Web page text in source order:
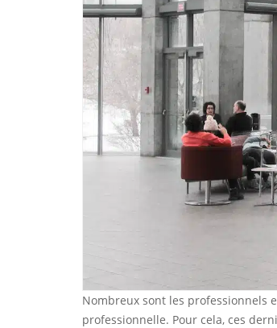
Nombreux sont les professionnels
professionnelle. Pour cela, ces